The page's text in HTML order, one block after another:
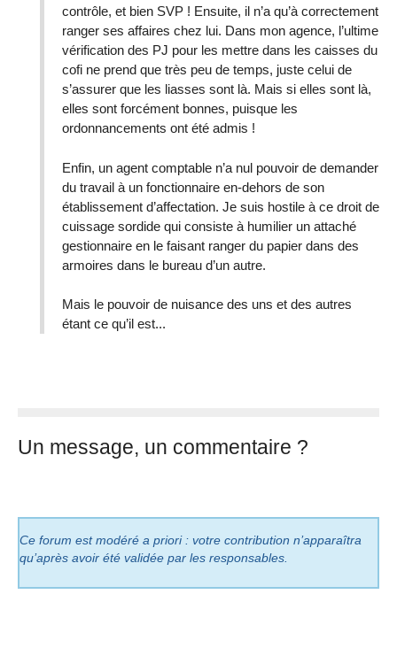
contrôle, et bien SVP ! Ensuite, il n’a qu’à correctement
ranger ses affaires chez lui. Dans mon agence, l’ultime
vérification des PJ pour les mettre dans les caisses du
cofi ne prend que très peu de temps, juste celui de
s’assurer que les liasses sont là. Mais si elles sont là,
elles sont forcément bonnes, puisque les
ordonnancements ont été admis !
Enfin, un agent comptable n’a nul pouvoir de demander
du travail à un fonctionnaire en-dehors de son
établissement d’affectation. Je suis hostile à ce droit de
cuissage sordide qui consiste à humilier un attaché
gestionnaire en le faisant ranger du papier dans des
armoires dans le bureau d’un autre.
Mais le pouvoir de nuisance des uns et des autres
étant ce qu’il est...
Un message, un commentaire ?
Ce forum est modéré a priori : votre contribution n’apparaîtra
qu’après avoir été validée par les responsables.